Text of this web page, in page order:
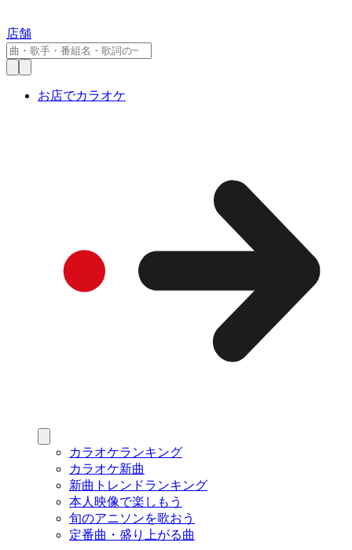
店舗
お店でカラオケ
カラオケランキング
カラオケ新曲
新曲トレンドランキング
本人映像で楽しもう
旬のアニソンを歌おう
定番曲・盛り上がる曲